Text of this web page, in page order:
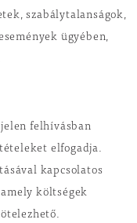
szabálytalanságok,
ügyében,
felhívásban
elfogadja.
kapcsolatos
költségek